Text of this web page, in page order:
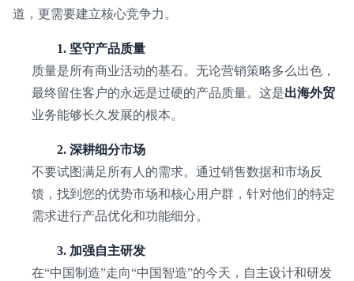
道，更需要建立核心竞争力。
1. 坚守产品质量
质量是所有商业活动的基石。无论营销策略多么出色，
最终留住客户的永远是过硬的产品质量。这是出海外贸
业务能够长久发展的根本。
2. 深耕细分市场
不要试图满足所有人的需求。通过销售数据和市场反
馈，找到您的优势市场和核心用户群，针对他们的特定
需求进行产品优化和功能细分。
3. 加强自主研发
在“中国制造”走向“中国智造”的今天，自主设计和研发